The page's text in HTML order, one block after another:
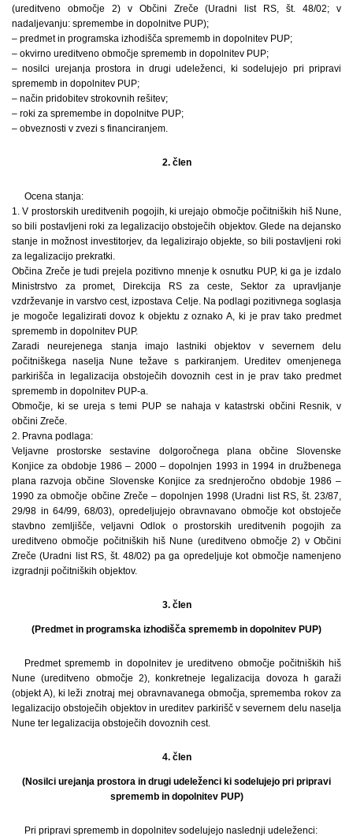
(ureditveno območje 2) v Občini Zreče (Uradni list RS, št. 48/02; v
nadaljevanju: spremembe in dopolnitve PUP);
– predmet in programska izhodišča sprememb in dopolnitev PUP;
– okvirno ureditveno območje sprememb in dopolnitev PUP;
– nosilci urejanja prostora in drugi udeleženci, ki sodelujejo pri pripravi
sprememb in dopolnitev PUP;
– način pridobitev strokovnih rešitev;
– roki za spremembe in dopolnitve PUP;
– obveznosti v zvezi s financiranjem.
2. člen
Ocena stanja:
1. V prostorskih ureditvenih pogojih, ki urejajo območje počitniških hiš Nune,
so bili postavljeni roki za legalizacijo obstoječih objektov. Glede na dejansko
stanje in možnost investitorjev, da legalizirajo objekte, so bili postavljeni roki
za legalizacijo prekratki.
Občina Zreče je tudi prejela pozitivno mnenje k osnutku PUP, ki ga je izdalo
Ministrstvo za promet, Direkcija RS za ceste, Sektor za upravljanje
vzdrževanje in varstvo cest, izpostava Celje. Na podlagi pozitivnega soglasja
je mogoče legalizirati dovoz k objektu z oznako A, ki je prav tako predmet
sprememb in dopolnitev PUP.
Zaradi neurejenega stanja imajo lastniki objektov v severnem delu
počitniškega naselja Nune težave s parkiranjem. Ureditev omenjenega
parkirišča in legalizacija obstoječih dovoznih cest in je prav tako predmet
sprememb in dopolnitev PUP-a.
Območje, ki se ureja s temi PUP se nahaja v katastrski občini Resnik, v
občini Zreče.
2. Pravna podlaga:
Veljavne prostorske sestavine dolgoročnega plana občine Slovenske
Konjice za obdobje 1986 – 2000 – dopolnjen 1993 in 1994 in družbenega
plana razvoja občine Slovenske Konjice za srednjeročno obdobje 1986 –
1990 za območje občine Zreče – dopolnjen 1998 (Uradni list RS, št. 23/87,
29/98 in 64/99, 68/03), opredeljujejo obravnavano območje kot obstoječe
stavbno zemljišče, veljavni Odlok o prostorskih ureditvenih pogojih za
ureditveno območje počitniških hiš Nune (ureditveno območje 2) v Občini
Zreče (Uradni list RS, št. 48/02) pa ga opredeljuje kot območje namenjeno
izgradnji počitniških objektov.
3. člen
(Predmet in programska izhodišča sprememb in dopolnitev PUP)
Predmet sprememb in dopolnitev je ureditveno območje počitniških hiš
Nune (ureditveno območje 2), konkretneje legalizacija dovoza h garaži
(objekt A), ki leži znotraj mej obravnavanega območja, sprememba rokov za
legalizacijo obstoječih objektov in ureditev parkirišč v severnem delu naselja
Nune ter legalizacija obstoječih dovoznih cest.
4. člen
(Nosilci urejanja prostora in drugi udeleženci ki sodelujejo pri pripravi
sprememb in dopolnitev PUP)
Pri pripravi sprememb in dopolnitev sodelujejo naslednji udeleženci: